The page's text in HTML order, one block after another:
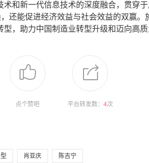
和新一代信息技术的深度融合，贯穿
还能促进经济效益与社会效益的双赢
，助力中国制造业转型升级和迈向高质
点个赞吧 平台转发数： 4次
肖亚庆 陈吉宁